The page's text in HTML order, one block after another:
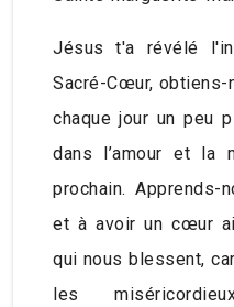
Jésus t'a révélé
Sacré-Cœur, obtiens-
chaque jour un peu
dans l’amour et la
prochain. Apprends-
et à avoir un cœur
qui nous blessent,
les